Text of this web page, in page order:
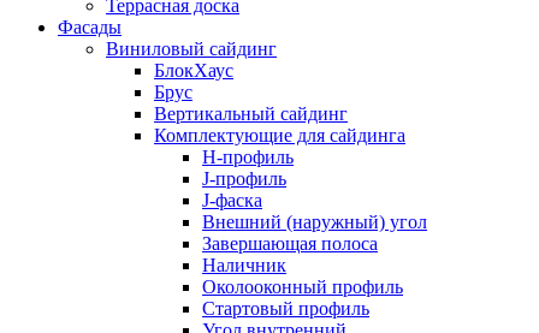
Террасная доска
Фасады
Виниловый сайдинг
БлокХаус
Брус
Вертикальный сайдинг
Комплектующие для сайдинга
H-профиль
J-профиль
J-фаска
Внешний (наружный) угол
Завершающая полоса
Наличник
Околооконный профиль
Стартовый профиль